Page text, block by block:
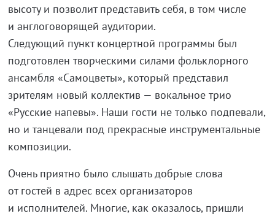
высоту и позволит представить себя, в том числе
и англоговорящей аудитории.
Следующий пункт концертной программы был
подготовлен творческими силами фольклорного
ансамбля «Самоцветы», который представил
зрителям новый коллектив — вокальное трио
«Русские напевы». Наши гости не только подпевали,
но и танцевали под прекрасные инструментальные
композиции.
Очень приятно было слышать добрые слова
от гостей в адрес всех организаторов
и исполнителей. Многие, как оказалось, пришли